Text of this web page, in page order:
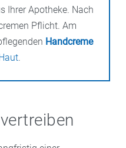
Ihrer Apotheke. Nach
Pflicht. Am
Handcreme
.